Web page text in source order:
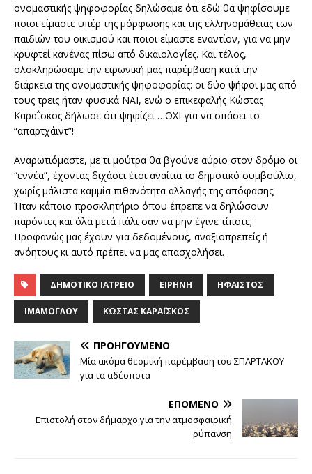
ονομαστικής ψηφοφορίας δηλώσαμε ότι εδώ θα ψηφίσουμε
ποιοι είμαστε υπέρ της μόρφωσης και της ελληνομάθειας των
παιδιών του οικισμού και ποιοι είμαστε εναντίον, για να μην
κρυφτεί κανένας πίσω από δικαιολογίες. Και τέλος,
ολοκληρώσαμε την ειρωνική μας παρέμβαση κατά την
διάρκεια της ονομαστικής ψηφοφορίας: οι δύο ψήφοι μας από
τους τρεις ήταν φυσικά ΝΑΙ, ενώ ο επικεφαλής Κώστας
Καραΐσκος δήλωσε ότι ψηφίζει …ΟΧΙ για να σπάσει το
“απαρτχάιντ”!
Αναρωτιόμαστε, με τι μούτρα θα βγούνε αύριο στον δρόμο οι
“εννέα”, έχοντας διχάσει έτσι αναίτια το δημοτικό συμβούλιο,
χωρίς μάλιστα καμμία πιθανότητα αλλαγής της απόφασης;
Ήταν κάποιο προσκλητήριο όπου έπρεπε να δηλώσουν
παρόντες και όλα μετά πάλι σαν να μην έγινε τίποτε;
Προφανώς μας έχουν για δεδομένους, αναξιοπρεπείς ή
ανόητους κι αυτό πρέπει να μας απασχολήσει.
ΔΗΜΟΤΙΚΌ ΙΑΤΡΕΊΟ ΕΙΡΉΝΗ ΉΦΑΙΣΤΟΣ
ΙΜΆΜΟΓΛΟΥ ΚΏΣΤΑΣ ΚΑΡΑΪ́ΣΚΟΣ
ΠΡΟΗΓΟΎΜΕΝΟ
Μία ακόμα θεσμική παρέμβαση του ΣΠΑΡΤΑΚΟΥ
για τα αδέσποτα
ΕΠΌΜΕΝΟ
Επιστολή στον δήμαρχο για την ατμοσφαιρική
ρύπανση